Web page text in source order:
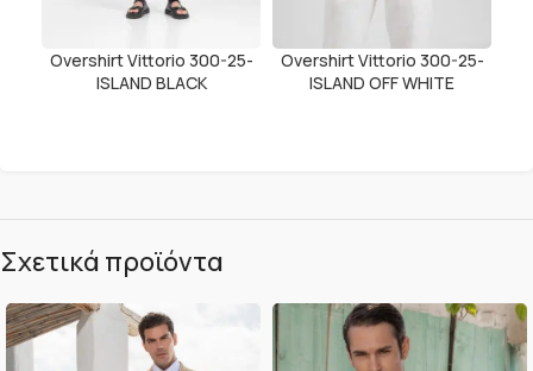
Overshirt Vittorio 300-25-
ISLAND BLACK
Overshirt Vittorio 300-25-
ISLAND OFF WHITE
Σχετικά προϊόντα